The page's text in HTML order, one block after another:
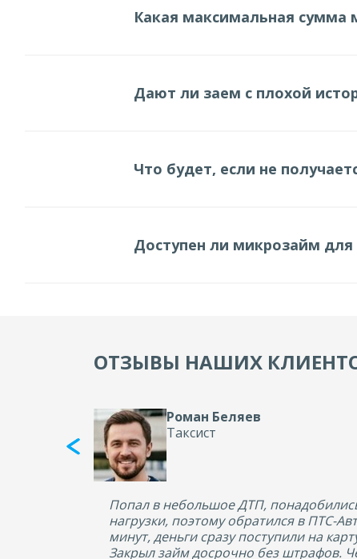
Какая максимальная сумма
Дают ли заем с плохой
Что будет, если не
Доступен ли микрозайм
ОТЗЫВЫ НАШИХ
Роман Беляев
Таксист
Попал в небольшое ДТП,
нагрузки, поэтому обратился в ПТС-
минут, деньги сразу поступили на
Закрыл займ досрочно без штрафов.